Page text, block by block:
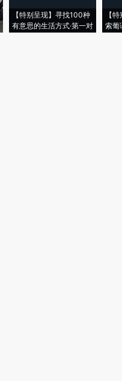
【特别呈现】寻找100种
有意思的生活方式·第一对
【
索葡